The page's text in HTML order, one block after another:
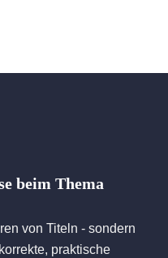
beim Thema
von Titeln - sondern
praktische